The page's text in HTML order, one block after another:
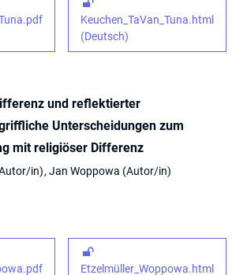
Keuchen_TaVan_Tuna.html
(Deutsch)
und reflektierter
Unterscheidungen zum
mit religiöser Differenz
in Jan Woppowa Autor/in
Etzelmüller_Woppowa.html